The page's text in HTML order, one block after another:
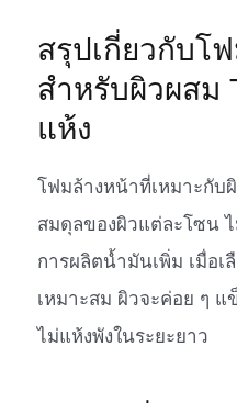
สรุปเกี่ยวกับโ
สำหรับผิวผสม
แห้ง
โฟมล้างหน้าที่เหมาะกับ
สมดุลของผิวแต่ละโซน
การผลิตน้ำมันเพิ่ม เมื่อเ
เหมาะสม ผิวจะค่อย ๆ
ไม่แห้งพังในระยะยาว